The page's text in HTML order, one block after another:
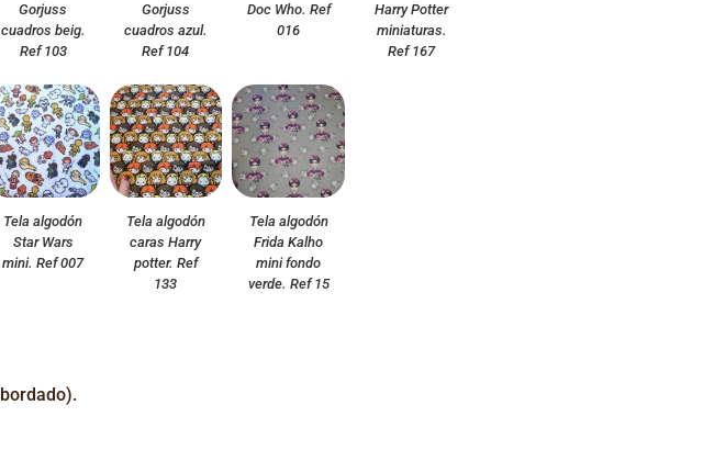
Gorjuss
cuadros beig.
Ref 103
Gorjuss
cuadros azul.
Ref 104
Doc Who. Ref
016
Harry Potter
miniaturas.
Ref 167
Tela algodón
Star Wars
mini. Ref 007
Tela algodón
caras Harry
potter. Ref
133
Tela algodón
Frida Kalho
mini fondo
verde. Ref 15